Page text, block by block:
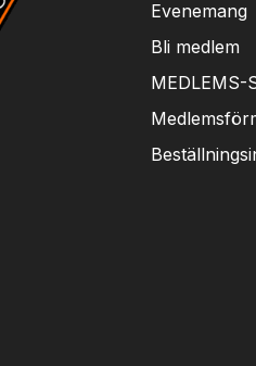
Evenemang
Bli medlem
MEDLEMS-